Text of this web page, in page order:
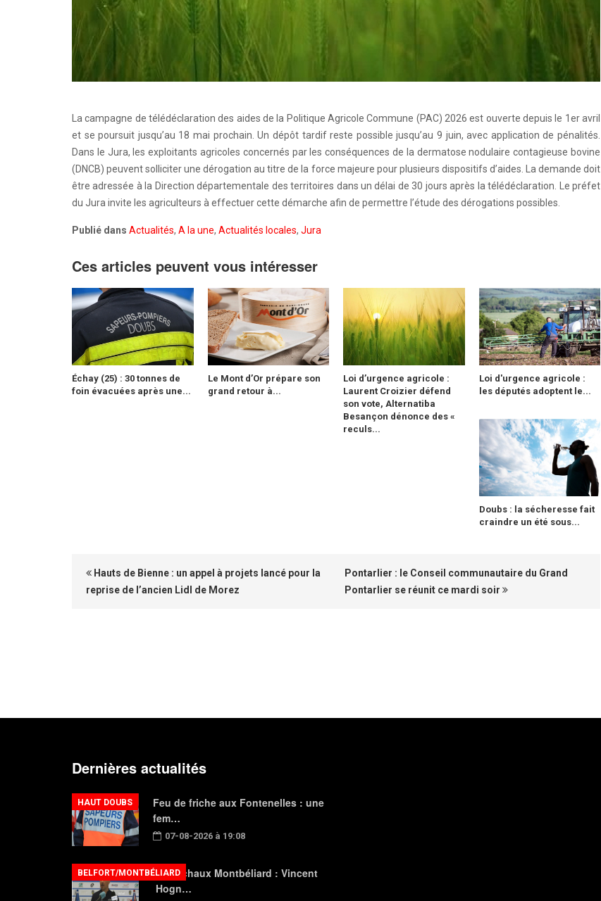
La campagne de télédéclaration des aides de la Politique Agricole Commune (PAC) 2026 est ouverte depuis le 1er avril
et se poursuit jusqu’au 18 mai prochain. Un dépôt tardif reste possible jusqu’au 9 juin, avec application de pénalités.
Dans le Jura, les exploitants agricoles concernés par les conséquences de la dermatose nodulaire contagieuse bovine
(DNCB) peuvent solliciter une dérogation au titre de la force majeure pour plusieurs dispositifs d’aides. La demande doit
être adressée à la Direction départementale des territoires dans un délai de 30 jours après la télédéclaration. Le préfet
du Jura invite les agriculteurs à effectuer cette démarche afin de permettre l’étude des dérogations possibles.
Publié dans Actualités, A la une, Actualités locales, Jura
Ces articles peuvent vous intéresser
Échay (25) : 30 tonnes de
foin évacuées après une...
Le Mont d’Or prépare son
grand retour à...
Loi d’urgence agricole :
Laurent Croizier défend
son vote, Alternatiba
Besançon dénonce des «
reculs...
Loi d'urgence agricole :
les députés adoptent le...
Doubs : la sécheresse fait
craindre un été sous...
Hauts de Bienne : un appel à projets lancé pour la
reprise de l’ancien Lidl de Morez
Pontarlier : le Conseil communautaire du Grand
Pontarlier se réunit ce mardi soir
Dernières actualités
Feu de friche aux Fontenelles : une
fem…
07-08-2026 à 19:08
HAUT DOUBS
FC Sochaux Montbéliard : Vincent
Hogn…
BELFORT/MONTBÉLIARD